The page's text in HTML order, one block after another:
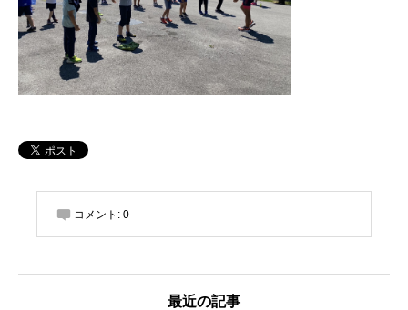
コメント: 0
最近の記事